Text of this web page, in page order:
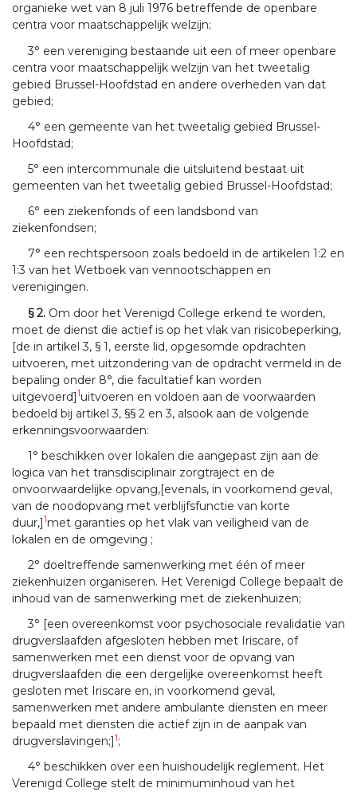
organieke wet van 8 juli 1976 betreffende de openbare
centra voor maatschappelijk welzijn;
3° een vereniging bestaande uit een of meer openbare
centra voor maatschappelijk welzijn van het tweetalig
gebied Brussel-Hoofdstad en andere overheden van dat
gebied;
4° een gemeente van het tweetalig gebied Brussel-
Hoofdstad;
5° een intercommunale die uitsluitend bestaat uit
gemeenten van het tweetalig gebied Brussel-Hoofdstad;
6° een ziekenfonds of een landsbond van
ziekenfondsen;
7° een rechtspersoon zoals bedoeld in de artikelen 1:2 en
1:3 van het Wetboek van vennootschappen en
verenigingen.
§ 2. Om door het Verenigd College erkend te worden,
moet de dienst die actief is op het vlak van risicobeperking,
[de in artikel 3, § 1, eerste lid, opgesomde opdrachten
uitvoeren, met uitzondering van de opdracht vermeld in de
bepaling onder 8°, die facultatief kan worden
uitgevoerd]1uitvoeren en voldoen aan de voorwaarden
bedoeld bij artikel 3, §§ 2 en 3, alsook aan de volgende
erkenningsvoorwaarden:
1° beschikken over lokalen die aangepast zijn aan de
logica van het transdisciplinair zorgtraject en de
onvoorwaardelijke opvang,[evenals, in voorkomend geval,
van de noodopvang met verblijfsfunctie van korte
duur,]1met garanties op het vlak van veiligheid van de
lokalen en de omgeving ;
2° doeltreffende samenwerking met één of meer
ziekenhuizen organiseren. Het Verenigd College bepaalt de
inhoud van de samenwerking met de ziekenhuizen;
3° [een overeenkomst voor psychosociale revalidatie van
drugverslaafden afgesloten hebben met Iriscare, of
samenwerken met een dienst voor de opvang van
drugverslaafden die een dergelijke overeenkomst heeft
gesloten met Iriscare en, in voorkomend geval,
samenwerken met andere ambulante diensten en meer
bepaald met diensten die actief zijn in de aanpak van
drugverslavingen;]1;
4° beschikken over een huishoudelijk reglement. Het
Verenigd College stelt de minimuminhoud van het